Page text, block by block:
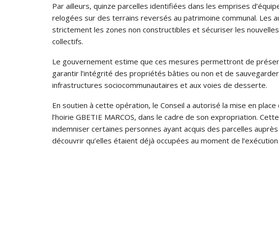
Par ailleurs, quinze parcelles identifiées dans les emprises
relogées sur des terrains reversés au patrimoine communal.
strictement les zones non constructibles et sécuriser les
collectifs.
Le gouvernement estime que ces mesures permettront de
garantir l’intégrité des propriétés bâties ou non et de
infrastructures sociocommunautaires et aux voies de desserte.
En soutien à cette opération, le Conseil a autorisé la mise en place
l’hoirie GBETIE MARCOS, dans le cadre de son expropriation.
indemniser certaines personnes ayant acquis des parcelles
découvrir qu’elles étaient déjà occupées au moment de